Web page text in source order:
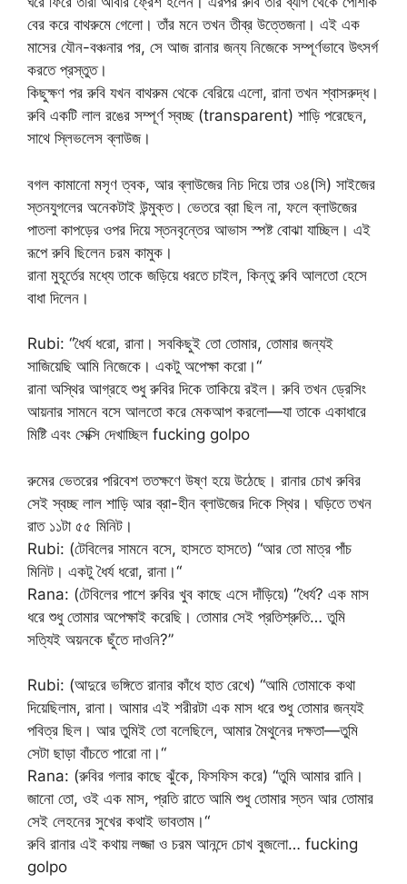
বের করে বাথরুমে গেলো। তাঁর মনে তখন তীব্র উত্তেজনা। এই এক
মাসের যৌন-বঞ্চনার পর, সে আজ রানার জন্য নিজেকে সম্পূর্ণভাবে উৎসর্গ
করতে প্রস্তুত।
কিছুক্ষণ পর রুবি যখন বাথরুম থেকে বেরিয়ে এলো, রানা তখন শ্বাসরুদ্ধ।
রুবি একটি লাল রঙের সম্পূর্ণ স্বচ্ছ (transparent) শাড়ি পরেছেন,
সাথে স্লিভলেস ব্লাউজ।
বগল কামানো মসৃণ ত্বক, আর ব্লাউজের নিচ দিয়ে তার ৩৪(সি) সাইজের
স্তনযুগলের অনেকটাই উন্মুক্ত। ভেতরে ব্রা ছিল না, ফলে ব্লাউজের
পাতলা কাপড়ের ওপর দিয়ে স্তনবৃন্তের আভাস স্পষ্ট বোঝা যাচ্ছিল। এই
রূপে রুবি ছিলেন চরম কামুক।
রানা মুহূর্তের মধ্যে তাকে জড়িয়ে ধরতে চাইল, কিন্তু রুবি আলতো হেসে
বাধা দিলেন।
Rubi: “ধৈর্য ধরো, রানা। সবকিছুই তো তোমার, তোমার জন্যই
সাজিয়েছি আমি নিজেকে। একটু অপেক্ষা করো।“
রানা অস্থির আগ্রহে শুধু রুবির দিকে তাকিয়ে রইল। রুবি তখন ড্রেসিং
আয়নার সামনে বসে আলতো করে মেকআপ করলো—যা তাকে একাধারে
মিষ্টি এবং সেক্সি দেখাচ্ছিল fucking golpo
রুমের ভেতরের পরিবেশ ততক্ষণে উষ্ণ হয়ে উঠেছে। রানার চোখ রুবির
সেই স্বচ্ছ লাল শাড়ি আর ব্রা-হীন ব্লাউজের দিকে স্থির। ঘড়িতে তখন
রাত ১১টা ৫৫ মিনিট।
Rubi: (টেবিলের সামনে বসে, হাসতে হাসতে) “আর তো মাত্র পাঁচ
মিনিট। একটু ধৈর্য ধরো, রানা।“
Rana: (টেবিলের পাশে রুবির খুব কাছে এসে দাঁড়িয়ে) “ধৈর্য? এক মাস
ধরে শুধু তোমার অপেক্ষাই করেছি। তোমার সেই প্রতিশ্রুতি… তুমি
সত্যিই অয়নকে ছুঁতে দাওনি?”
Rubi: (আদুরে ভঙ্গিতে রানার কাঁধে হাত রেখে) “আমি তোমাকে কথা
দিয়েছিলাম, রানা। আমার এই শরীরটা এক মাস ধরে শুধু তোমার জন্যই
পবিত্র ছিল। আর তুমিই তো বলেছিলে, আমার মৈথুনের দক্ষতা—তুমি
সেটা ছাড়া বাঁচতে পারো না।“
Rana: (রুবির গলার কাছে ঝুঁকে, ফিসফিস করে) “তুমি আমার রানি।
জানো তো, ওই এক মাস, প্রতি রাতে আমি শুধু তোমার স্তন আর তোমার
সেই লেহনের সুখের কথাই ভাবতাম।“
রুবি রানার এই কথায় লজ্জা ও চরম আনন্দে চোখ বুজলো… fucking
golpo